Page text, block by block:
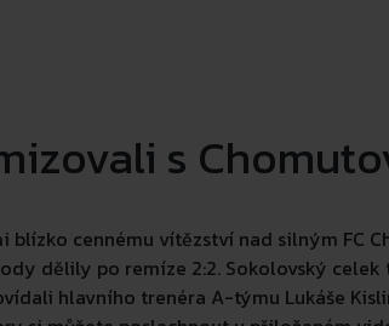
s
cennému vítězství nad silným FC
dělily po remíze 2:2. Sokolovský celek
hlavního trenéra A-týmu Lukáše